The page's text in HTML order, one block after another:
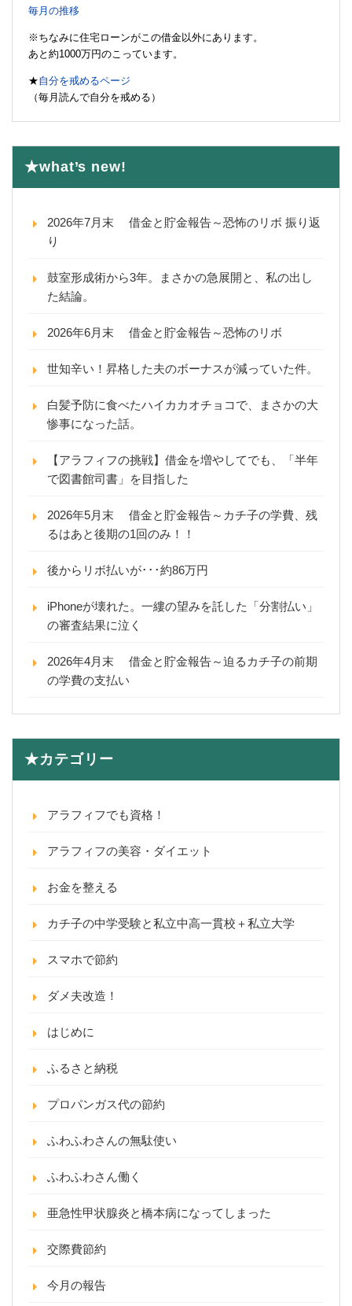
毎月の推移
※ちなみに住宅ローンがこの借金以外にあります。
あと約1000万円のこっています。
★自分を戒めるページ
（毎月読んで自分を戒める）
★what’s new!
2026年7月末 借金と貯金報告～恐怖のリボ 振り返
り
鼓室形成術から3年。まさかの急展開と、私の出し
た結論。
2026年6月末 借金と貯金報告～恐怖のリボ
世知辛い！昇格した夫のボーナスが減っていた件。
白髪予防に食べたハイカカオチョコで、まさかの大
惨事になった話。
【アラフィフの挑戦】借金を増やしてでも、「半年
で図書館司書」を目指した
2026年5月末 借金と貯金報告～カチ子の学費、残
るはあと後期の1回のみ！！
後からリボ払いが･･･約86万円
iPhoneが壊れた。一縷の望みを託した「分割払い」
の審査結果に泣く
2026年4月末 借金と貯金報告～迫るカチ子の前期
の学費の支払い
★カテゴリー
アラフィフでも資格！
アラフィフの美容・ダイエット
お金を整える
カチ子の中学受験と私立中高一貫校＋私立大学
スマホで節約
ダメ夫改造！
はじめに
ふるさと納税
プロパンガス代の節約
ふわふわさんの無駄使い
ふわふわさん働く
亜急性甲状腺炎と橋本病になってしまった
交際費節約
今月の報告